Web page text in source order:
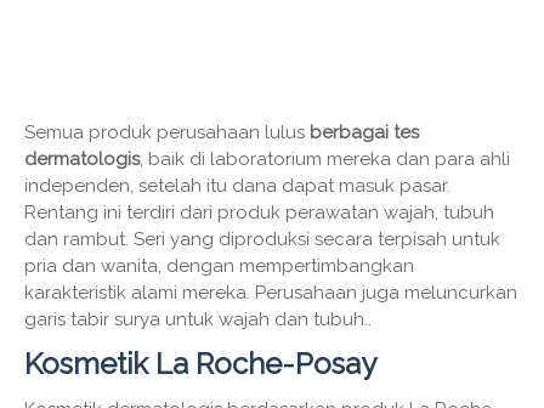
Semua produk perusahaan lulus berbagai tes
dermatologis, baik di laboratorium mereka dan para ahli
independen, setelah itu dana dapat masuk pasar.
Rentang ini terdiri dari produk perawatan wajah, tubuh
dan rambut. Seri yang diproduksi secara terpisah untuk
pria dan wanita, dengan mempertimbangkan
karakteristik alami mereka. Perusahaan juga meluncurkan
garis tabir surya untuk wajah dan tubuh..
Kosmetik La Roche-Posay